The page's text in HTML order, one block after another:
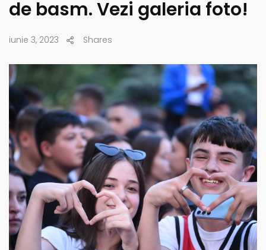
de basm. Vezi galeria foto!
iunie 3, 2023 Shares